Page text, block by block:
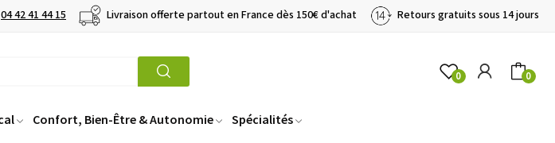
04 42 41 44 15 Livraison offerte partout en France dès 150€ d'achat Retours gratuits sous 14 jours
0 0
Confort, Bien-Être & Autonomie Spécialités